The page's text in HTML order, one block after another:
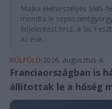
Majka életveszélyes SMS-
mondta le
feljelentést tesz, a Sic
az ese...
KÜLFÖLD 2026. augusztus 4.
Franciaországban is
állítottak le a hőség